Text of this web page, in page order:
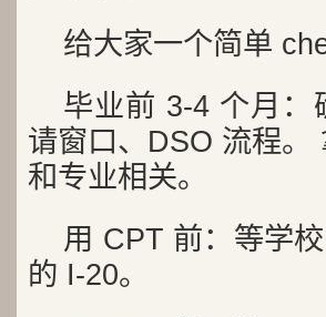
给大家一个简单
毕业前 3-4 个月：
请窗口、DSO 流程。
和专业相关。
用 CPT 前：等学
的 I-20。